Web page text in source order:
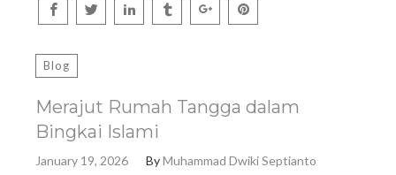
Blog
Merajut Rumah Tangga dalam
Bingkai Islami
January 19, 2026 ByMuhammad Dwiki Septianto